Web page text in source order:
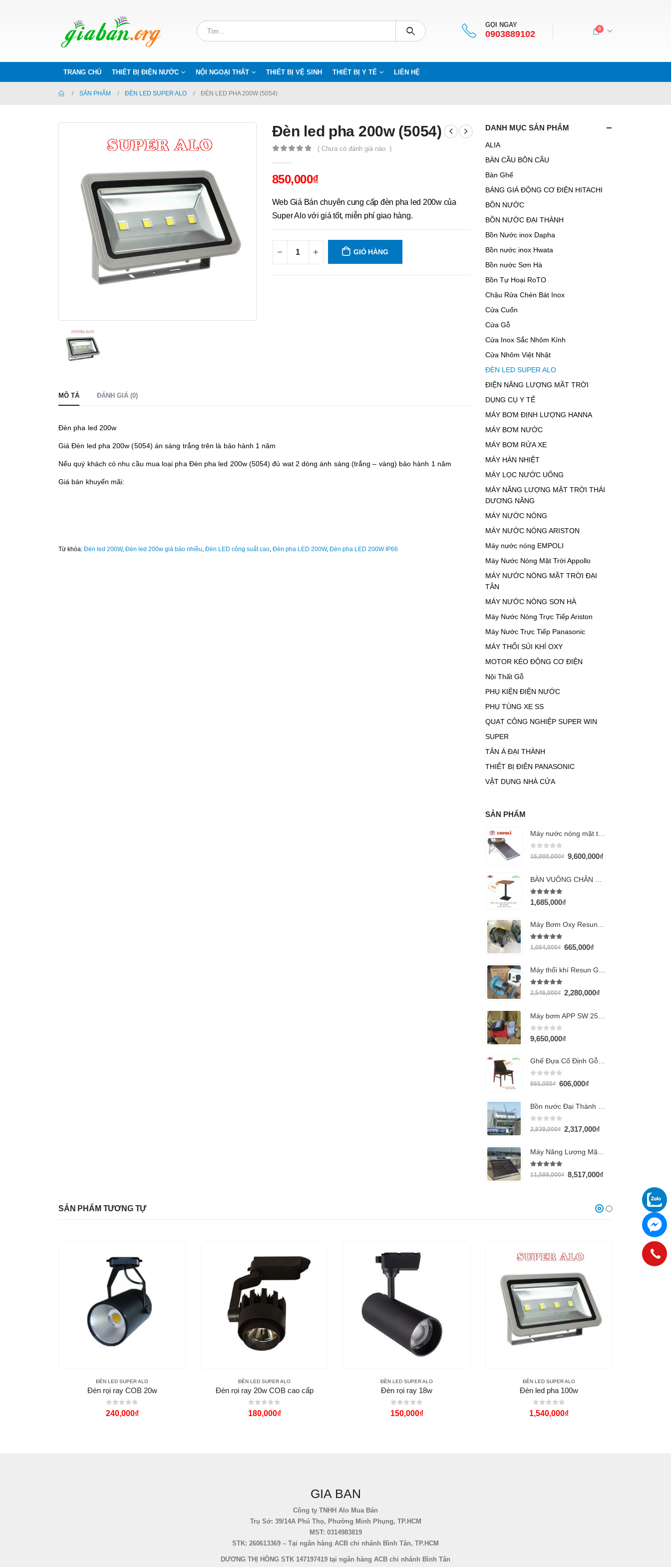
GỌI NGAY
0903889102
0
TRANG CHỦ THIẾT BỊ ĐIỆN NƯỚC NỘI NGOẠI THẤT THIẾT BỊ VỆ SINH THIẾT BỊ Y TẾ LIÊN HỆ
SẢN PHẨM ĐÈN LED SUPER ALO ĐÈN LED PHA 200W (5054)
Đèn led pha 200w (5054)
( Chưa có đánh giá nào. )
850,000₫
Web Giá Bán chuyên cung cấp đèn pha led 200w của
Super Alo với giá tốt, miễn phí giao hàng.
GIỎ HÀNG
MÔ TẢ ĐÁNH GIÁ (0)
Đèn pha led 200w
Giá Đèn led pha 200w (5054) án sáng trắng trên là bảo hành 1 năm
Nếu quý khách có nhu cầu mua loại pha Đèn pha led 200w (5054) đủ wat 2 dòng ánh sáng (trắng – vàng) bảo hành 1 năm
Giá bán khuyến mãi:
Từ khóa: Đèn led 200W, Đèn led 200w giá bảo nhiều, Đèn LED công suất cao, Đèn pha LED 200W, Đèn pha LED 200W IP66
DANH MỤC SẢN PHẨM
ALIA
BÀN CẦU BÔN CẦU
Bàn Ghế
BẢNG GIÁ ĐỘNG CƠ ĐIỆN HITACHI
BỒN NƯỚC
BỒN NƯỚC ĐẠI THÀNH
Bồn Nước inox Dapha
Bồn nước inox Hwata
Bồn nước Sơn Hà
Bồn Tự Hoại RoTO
Chậu Rửa Chén Bát Inox
Cửa Cuốn
Cửa Gỗ
Cửa Inox Sắc Nhôm Kính
Cửa Nhôm Việt Nhật
ĐÈN LED SUPER ALO
ĐIỆN NĂNG LƯỢNG MẶT TRỜI
DỤNG CỤ Y TẾ
MÁY BƠM ĐỊNH LƯỢNG HANNA
MÁY BƠM NƯỚC
MÁY BƠM RỬA XE
MÁY HÀN NHIỆT
MÁY LỌC NƯỚC UỐNG
MÁY NĂNG LƯỢNG MẶT TRỜI THÁI
DƯƠNG NĂNG
MÁY NƯỚC NÓNG
MÁY NƯỚC NÓNG ARISTON
Máy nước nóng EMPOLI
Máy Nước Nóng Mặt Trời Appollo
MÁY NƯỚC NÓNG MẶT TRỜI ĐẠI
TÂN
MÁY NƯỚC NÓNG SƠN HÀ
Máy Nước Nóng Trực Tiếp Ariston
Máy Nước Trực Tiếp Panasonic
MÁY THỔI SỦI KHÍ OXY
MOTOR KÉO ĐỘNG CƠ ĐIỆN
Nội Thất Gỗ
PHỤ KIỆN ĐIỆN NƯỚC
PHỤ TÙNG XE SS
QUẠT CÔNG NGHIỆP SUPER WIN
SUPER
TÂN Á ĐẠI THÀNH
THIẾT BỊ ĐIÊN PANASONIC
VẬT DỤNG NHÀ CỬA
SẢN PHẨM
0 out of 5
16,000,000₫ 9,600,000₫
5.00out of 5
1,685,000₫
5.00 out of 5
1,064,000₫ 665,000₫
5.00out of 5
2,546,000₫ 2,280,000₫
0 out of 5
9,650,000₫
0out of 5
865,000₫ 606,000₫
0 out of 5
2,839,000₫ 2,317,000₫
5.00out of 5
11,599,000₫ 8,517,000₫
SẢN PHẨM TƯƠNG TỰ
ĐÈN LED SUPER ALO
Đèn rọi ray COB 20w
0out of 5
240,000₫
ĐÈN LED SUPER ALO
Đèn rọi ray 20w COB cao cấp
0 out of 5
180,000₫
ĐÈN LED SUPER ALO
Đèn rọi ray 18w
0 out of 5
150,000₫
ĐÈN LED SUPER ALO
Đèn led pha 100w
out of 5
1,540,000₫
GIA BAN
Công ty TNHH Alo Mua Bán
Trụ Sở: 39/14A Phú Thọ, Phường Minh Phụng, TP.HCM
MST: 0314983819
STK: 260613369 – Tại ngân hàng ACB chi nhánh Bình Tân, TP.HCM
DƯƠNG THỊ HỒNG STK 147197419 tại ngân hàng ACB chi nhánh Bình Tân